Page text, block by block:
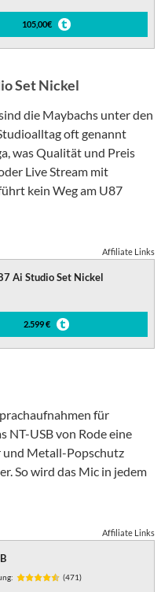
105,00€
Set Nickel
die Maybachs unter den
oft genannt
was Qualität und Preis
Live Stream mit
kein Weg am U87
Affiliate Links
Ai Studio Set Nickel
2.599 €
für
NT-USB von Rode eine
und Metall-Popschutz
So wird das Mic in jedem
Affiliate Links
(471)